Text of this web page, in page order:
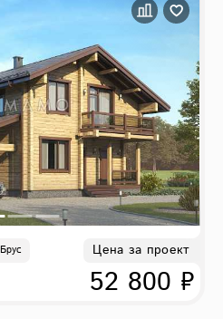
Брус Цена за проект
52 800 ₽